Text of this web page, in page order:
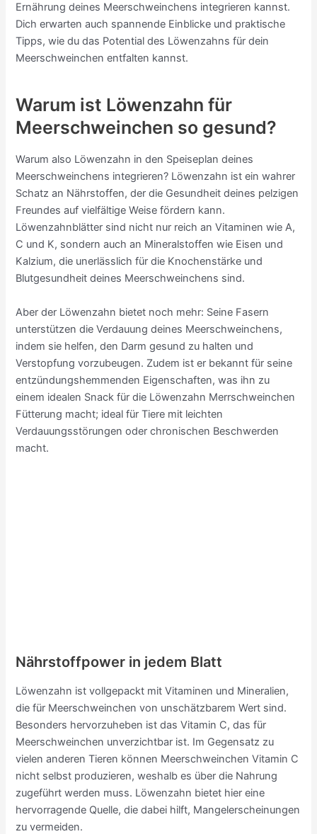
Ernährung deines Meerschweinchens integrieren kannst.
Dich erwarten auch spannende Einblicke und praktische
Tipps, wie du das Potential des Löwenzahns für dein
Meerschweinchen entfalten kannst.
Warum ist Löwenzahn für
Meerschweinchen so gesund?
Warum also Löwenzahn in den Speiseplan deines
Meerschweinchens integrieren? Löwenzahn ist ein wahrer
Schatz an Nährstoffen, der die Gesundheit deines pelzigen
Freundes auf vielfältige Weise fördern kann.
Löwenzahnblätter sind nicht nur reich an Vitaminen wie A,
C und K, sondern auch an Mineralstoffen wie Eisen und
Kalzium, die unerlässlich für die Knochenstärke und
Blutgesundheit deines Meerschweinchens sind.
Aber der Löwenzahn bietet noch mehr: Seine Fasern
unterstützen die Verdauung deines Meerschweinchens,
indem sie helfen, den Darm gesund zu halten und
Verstopfung vorzubeugen. Zudem ist er bekannt für seine
entzündungshemmenden Eigenschaften, was ihn zu
einem idealen Snack für die Löwenzahn Merrschweinchen
Fütterung macht; ideal für Tiere mit leichten
Verdauungsstörungen oder chronischen Beschwerden
macht.
Nährstoffpower in jedem Blatt
Löwenzahn ist vollgepackt mit Vitaminen und Mineralien,
die für Meerschweinchen von unschätzbarem Wert sind.
Besonders hervorzuheben ist das Vitamin C, das für
Meerschweinchen unverzichtbar ist. Im Gegensatz zu
vielen anderen Tieren können Meerschweinchen Vitamin C
nicht selbst produzieren, weshalb es über die Nahrung
zugeführt werden muss. Löwenzahn bietet hier eine
hervorragende Quelle, die dabei hilft, Mangelerscheinungen
zu vermeiden.